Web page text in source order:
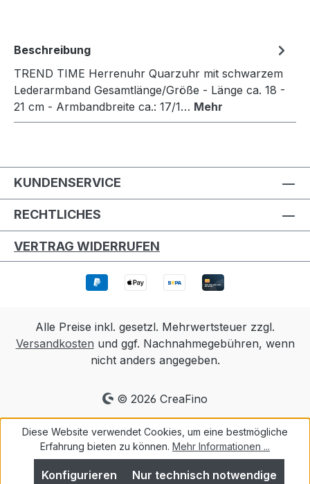
Beschreibung
TREND TIME Herrenuhr Quarzuhr mit schwarzem
Lederarmband Gesamtlänge/Größe - Länge ca. 18 -
21 cm - Armbandbreite ca.: 17/1… Mehr
KUNDENSERVICE
RECHTLICHES
VERTRAG WIDERRUFEN
Alle Preise inkl. gesetzl. Mehrwertsteuer zzgl.
Versandkosten und ggf. Nachnahmegebühren, wenn
nicht anders angegeben.
© 2026 CreaFino
Diese Website verwendet Cookies, um eine bestmögliche
Erfahrung bieten zu können. Mehr Informationen ...
Nur technisch notwendige
Konfigurieren